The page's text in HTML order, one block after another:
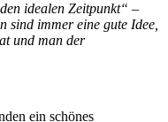
idealen Zeitpunkt“ –
sind immer eine gute Idee,
und man der
ein schönes